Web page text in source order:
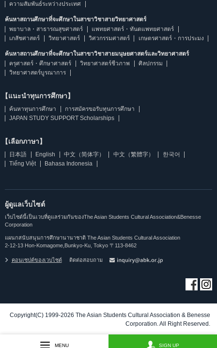
ความสัมพันธ์ระหว่างประเทศ
ค้นหาสถานศึกษาที่จะศึกษาในสาขาวิชาสายวิทยาศาสตร์
พยาบาล・สาธารณสุขศาสตร์
แพทยศาสตร์・ทันตแพทยศาสตร์
เภสัชศาสตร์
วิทยาศาสตร์ วิศวกรรมศาสตร์ เกษตรศาสตร์・การประมง
ค้นหาสถานศึกษาที่จะศึกษาในสาขาวิชาสายมนุษยศาสตร์และวิทยาศาสตร์
ครุศาสตร์・ศึกษาศาสตร์
วิทยาศาสตร์ชีวภาพ
ศิลปกรรม
วิทยาศาสตร์บูรณาการ
【แนะนำทุนการศึกษา】
ค้นหาทุนการศึกษา
การสมัครขอรับทุนการศึกษา
JAPAN STUDY SUPPORT Scholarships
【เลือกภาษา】
日本語 English 中文（简体字） 中文（繁體字）
한국어
Tiếng Việt
Bahasa Indonesia
ผู้ดูแลเว็บไซต์
เว็บไซต์นี้เป็นเวบที่ดูแลร่วมกันของThe Asian Students Cultural Association&Benesse
Corporation
แผนกสนับสนุนการศึกษานานาชาติ The Asian Students Cultural Association
2-12-13 Hon-Komagome,Bunkyo-Ku, Tokyo 〒113-8462
คอนเซปต์ของเวบไซต์ ติดต่อสอบถาม
Copyright(C) 1999-2026 The Asian Students Cultural Association & Benesse
Corporation. All Right Reserved.
MENU SIGN UP